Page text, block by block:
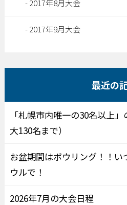
2017年8月大会
2017年9月大会
最近の
「札幌市内唯一の30名以上
大130名まで）
お盆期間はボウリング！！
ウルで！
2026年7月の大会日程